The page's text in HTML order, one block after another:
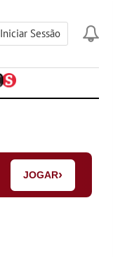
Iniciar Sessão
JOGAR›